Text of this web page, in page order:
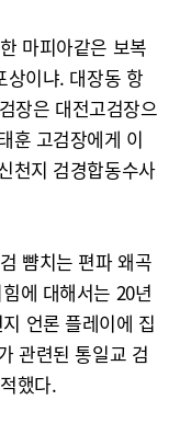
마피아같은 보복
이냐. 대장동 항
장은 대전고검장으
훈 고검장에게 이
천지 검경합동수사
뺨치는 편파 왜곡
에 대해서는 20년
언론 플레이에 집
관련된 통일교 검
했다.